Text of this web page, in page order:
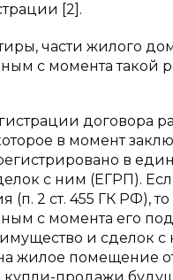
[2].
части жилого
с момента такой
договора
в момент
в
с ним (ЕГРП).
2 ст. 455 ГК РФ), то
с момента его
и сделок с
жилое помещение